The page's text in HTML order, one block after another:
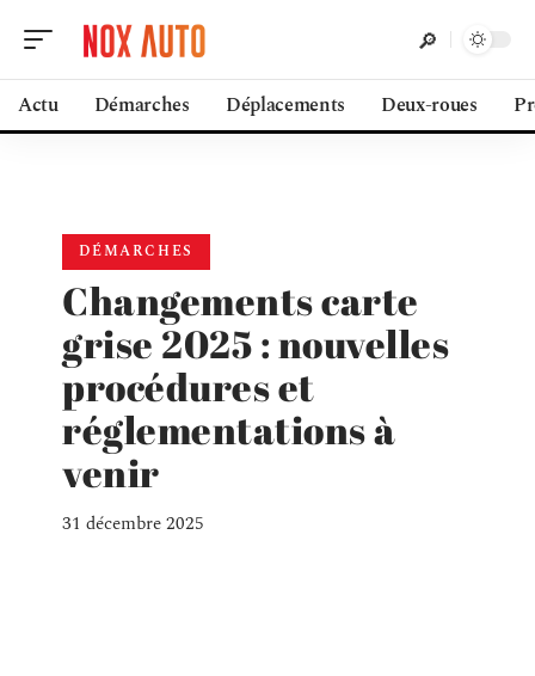
Actu Démarches Déplacements Deux-roues
DÉMARCHES
Changements carte
grise 2025 : nouvelles
procédures et
réglementations à
venir
31 décembre 2025